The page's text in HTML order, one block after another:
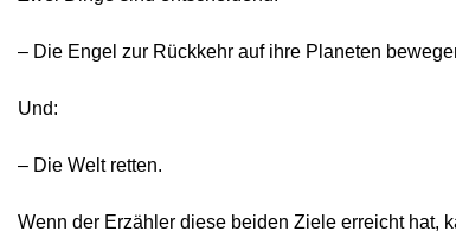
– Die Engel zur Rückkehr auf ihre Planeten
Und:
– Die Welt retten.
Wenn der Erzähler diese beiden Ziele erreicht hat,